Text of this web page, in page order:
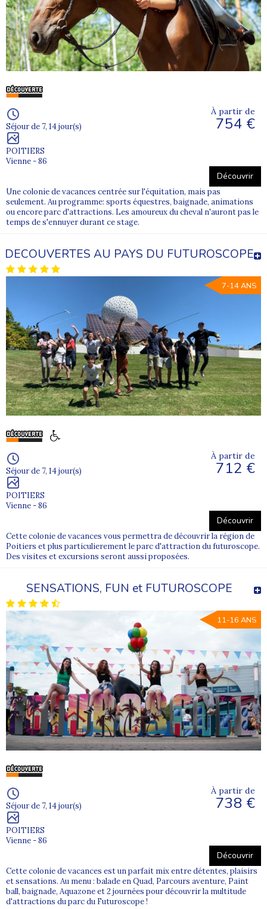
Séjour de 7, 14 jour(s)
POITIERS
Vienne - 86
À partir de
754 €
Découvrir
Une colonie de vacances centrée sur l'équitation, mais pas
seulement. Au programme: sports équestres, baignade, animations
ou encore parc d'attractions. Les amoureux du cheval n'auront pas le
temps de s'ennuyer durant ce stage.
DECOUVERTES AU PAYS DU FUTUROSCOPE
7-14 ANS
Séjour de 7, 14 jour(s)
POITIERS
Vienne - 86
À partir de
712 €
Découvrir
Cette colonie de vacances vous permettra de découvrir la région de
Poitiers et plus particulierement le parc d'attraction du futuroscope.
Des visites et excursions seront aussi proposées.
SENSATIONS, FUN et FUTUROSCOPE
11-16 ANS
Séjour de 7, 14 jour(s)
POITIERS
Vienne - 86
À partir de
738 €
Découvrir
Cette colonie de vacances est un parfait mix entre détentes, plaisirs
et sensations. Au menu : balade en Quad, Parcours aventure, Paint
ball, baignade, Aquazone et 2 journées pour découvrir la multitude
d'attractions du parc du Futuroscope !